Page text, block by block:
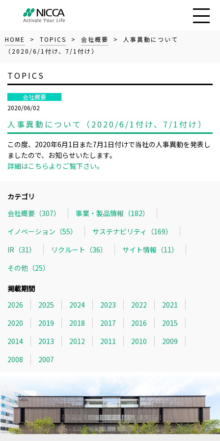
HOME > TOPICS > 会社概要
> 人事異動について
（2020/6/1付け、7/1付け）
TOPICS
会社概要
2020/06/02
人事異動について（2020/6/1付け、7/1付け）
この度、2020年6月1日また7月1日付けで当社の人事異動を発表し
ましたので、お知らせいたします。
詳細はこちらよりご覧下さい。
カテゴリ
会社概要（307）
事業・製品情報（182）
イノベーション（55）
サステナビリティ（169）
IR（31）
リクルート（36）
サイト情報（11）
その他（25）
掲載期間
2026
2025 2024 2023 2022
2021
2020
2019 2018 2017 2016
2015
2014
2013 2012 2011 2010
2009
2008
2007